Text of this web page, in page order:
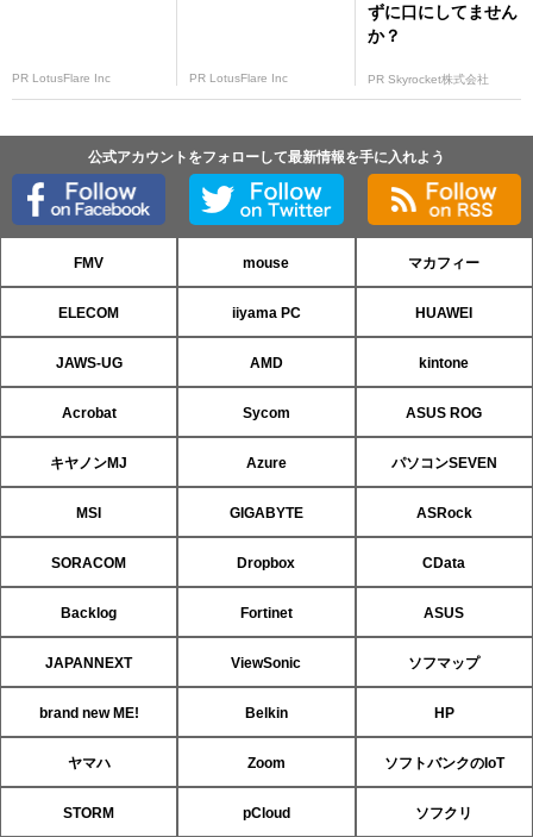
PR LotusFlare Inc PR LotusFlare Inc
ずに口にしてません
か？
PR Skyrocket株式会社
公式アカウントをフォローして最新情報を手に入れよう
FMV mouse マカフィー
ELECOM iiyama PC HUAWEI
JAWS-UG AMD kintone
Acrobat Sycom ASUS ROG
キヤノンMJ Azure パソコンSEVEN
MSI GIGABYTE ASRock
SORACOM Dropbox CData
Backlog Fortinet ASUS
JAPANNEXT ViewSonic ソフマップ
brand new ME! Belkin HP
ヤマハ Zoom ソフトバンクのIoT
STORM pCloud ソフクリ